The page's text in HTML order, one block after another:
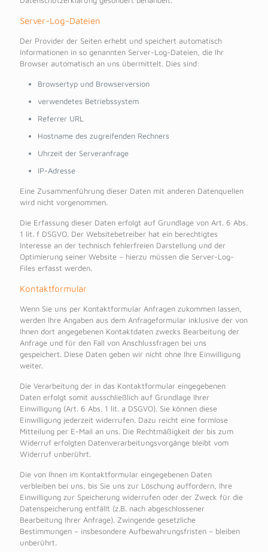
Server-Log-Dateien
Der Provider der Seiten erhebt und speichert automatisch
Informationen in so genannten Server-Log-Dateien, die Ihr
Browser automatisch an uns übermittelt. Dies sind:
Browsertyp und Browserversion
verwendetes Betriebssystem
Referrer URL
Hostname des zugreifenden Rechners
Uhrzeit der Serveranfrage
IP-Adresse
Eine Zusammenführung dieser Daten mit anderen Datenquellen
wird nicht vorgenommen.
Die Erfassung dieser Daten erfolgt auf Grundlage von Art. 6 Abs.
1 lit. f DSGVO. Der Websitebetreiber hat ein berechtigtes
Interesse an der technisch fehlerfreien Darstellung und der
Optimierung seiner Website – hierzu müssen die Server-Log-
Files erfasst werden.
Kontaktformular
Wenn Sie uns per Kontaktformular Anfragen zukommen lassen,
werden Ihre Angaben aus dem Anfrageformular inklusive der von
Ihnen dort angegebenen Kontaktdaten zwecks Bearbeitung der
Anfrage und für den Fall von Anschlussfragen bei uns
gespeichert. Diese Daten geben wir nicht ohne Ihre Einwilligung
weiter.
Die Verarbeitung der in das Kontaktformular eingegebenen
Daten erfolgt somit ausschließlich auf Grundlage Ihrer
Einwilligung (Art. 6 Abs. 1 lit. a DSGVO). Sie können diese
Einwilligung jederzeit widerrufen. Dazu reicht eine formlose
Mitteilung per E-Mail an uns. Die Rechtmäßigkeit der bis zum
Widerruf erfolgten Datenverarbeitungsvorgänge bleibt vom
Widerruf unberührt.
Die von Ihnen im Kontaktformular eingegebenen Daten
verbleiben bei uns, bis Sie uns zur Löschung auffordern, Ihre
Einwilligung zur Speicherung widerrufen oder der Zweck für die
Datenspeicherung entfällt (z.B. nach abgeschlossener
Bearbeitung Ihrer Anfrage). Zwingende gesetzliche
Bestimmungen – insbesondere Aufbewahrungsfristen – bleiben
unberührt.